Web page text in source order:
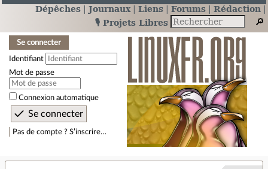
Dépêches Journaux Liens Forums
Rédaction
🎙️ Projets Libres
Se connecter
Identifiant
Mot de passe
Connexion automatique
Pas de compte ? S’inscrire…